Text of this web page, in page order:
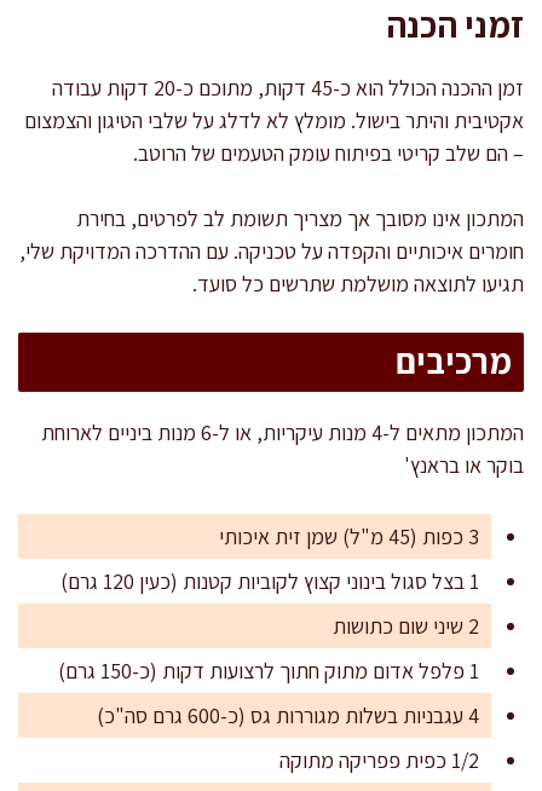
זמני הכנה
זמן ההכנה הכולל הוא כ-45 דקות, מתוכם כ-20 דקות עבודה
אקטיבית והיתר בישול. מומלץ לא לדלג על שלבי הטיגון והצמצום
– הם שלב קריטי בפיתוח עומק הטעמים של הרוטב.
המתכון אינו מסובך אך מצריך תשומת לב לפרטים, בחירת
חומרים איכותיים והקפדה על טכניקה. עם ההדרכה המדויקת שלי,
תגיעו לתוצאה מושלמת שתרשים כל סועד.
מרכיבים
המתכון מתאים ל-4 מנות עיקריות, או ל-6 מנות ביניים לארוחת
בוקר או בראנץ'
3 כפות (45 מ"ל) שמן זית איכותי
1 בצל סגול בינוני קצוץ לקוביות קטנות (כעין 120 גרם)
2 שיני שום כתושות
1 פלפל אדום מתוק חתוך לרצועות דקות (כ-150 גרם)
4 עגבניות בשלות מגוררות גס (כ-600 גרם סה"כ)
1/2 כפית פפריקה מתוקה